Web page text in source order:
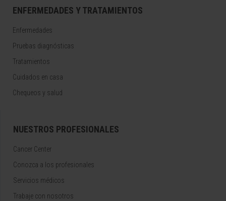
ENFERMEDADES Y TRATAMIENTOS
Enfermedades
Pruebas diagnósticas
Tratamientos
Cuidados en casa
Chequeos y salud
NUESTROS PROFESIONALES
Cancer Center
Conozca a los profesionales
Servicios médicos
Trabaje con nosotros